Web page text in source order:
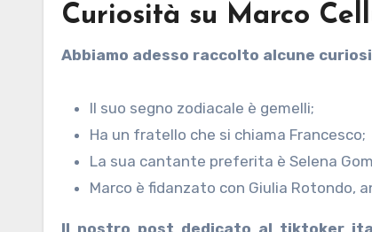
Curiosità su Marco
Abbiamo adesso raccolto alcune
Il suo segno zodiacale è gemelli;
Ha un fratello che si chiama Francesco;
La sua cantante preferita è Selena
Marco è fidanzato con Giulia Rotondo,
Il nostro post dedicato al tiktoker